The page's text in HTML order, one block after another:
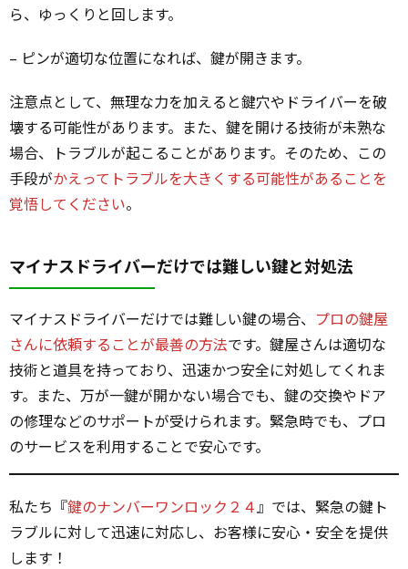
ら、ゆっくりと回します。
– ピンが適切な位置になれば、鍵が開きます。
注意点として、無理な力を加えると鍵穴やドライバーを破
壊する可能性があります。また、鍵を開ける技術が未熟な
場合、トラブルが起こることがあります。そのため、この
手段がかえってトラブルを大きくする可能性があることを
覚悟してください。
マイナスドライバーだけでは難しい鍵と対処法
マイナスドライバーだけでは難しい鍵の場合、 プロの鍵屋
さんに依頼することが最善の方法です。鍵屋さんは適切な
技術と道具を持っており、迅速かつ安全に対処してくれま
す。また、万が一鍵が開かない場合でも、鍵の交換やドア
の修理などのサポートが受けられます。緊急時でも、プロ
のサービスを利用することで安心です。
私たち『鍵のナンバーワンロック２４ 』では、緊急の鍵ト
ラブルに対して迅速に対応し、お客様に安心・安全を提供
します！